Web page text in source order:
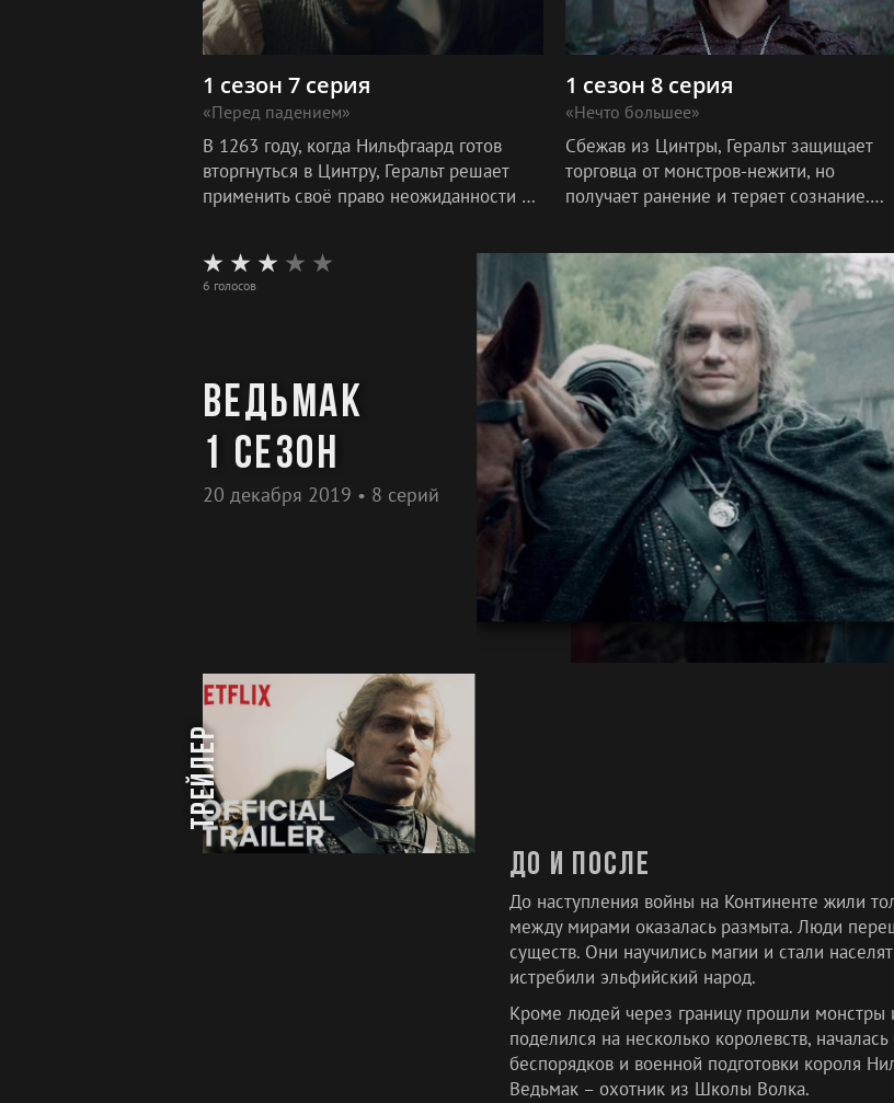
1 сезон 7 серия
«Перед падением»
В 1263 году, когда Нильфгаард готов
вторгнуться в Цинтру, Геральт решает
применить своё право неожиданности и
1 сезон 8 серия
«Нечто большее»
Сбежав из Цинтры, Геральт защищает
торговца от монстров-нежити, но
получает ранение и теряет сознание.
Хилл.
Ведьмак
1 сезон
20 декабря 2019 • 8 серий
6 голосов
трейлер
До и после
До наступления войны на Континенте жили
между мирами оказалась размыта. Люди
существ. Они научились магии и стали
истребили эльфийский народ.
Кроме людей через границу прошли монстры
поделился на несколько королевств,
беспорядков и военной подготовки короля
Ведьмак – охотник из Школы Волка.